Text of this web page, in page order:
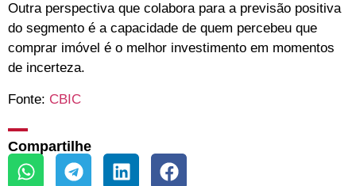
Outra perspectiva que colabora para a previsão positiva
do segmento é a capacidade de quem percebeu que
comprar imóvel é o melhor investimento em momentos
de incerteza.
Fonte: CBIC
Compartilhe